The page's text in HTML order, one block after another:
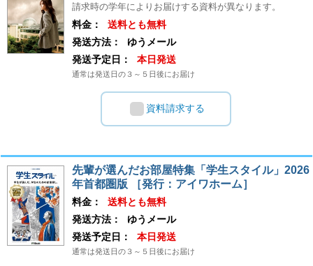
請求時の学年によりお届けする資料が異なります。
料金：
送料とも無料
発送方法：
ゆうメール
発送予定日：
本日発送
通常は発送日の３～５日後にお届け
資料請求する
先輩が選んだお部屋特集「学生スタイル」2026
年首都圏版 ［発行：アイワホーム］
料金：
送料とも無料
発送方法：
ゆうメール
発送予定日：
本日発送
通常は発送日の３～５日後にお届け